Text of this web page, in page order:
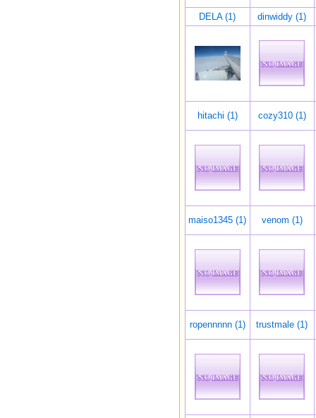
DELA (1) dinwiddy (1)
hitachi (1) cozy310 (1)
maiso1345 (1) venom (1)
ropennnnn (1) trustmale (1)